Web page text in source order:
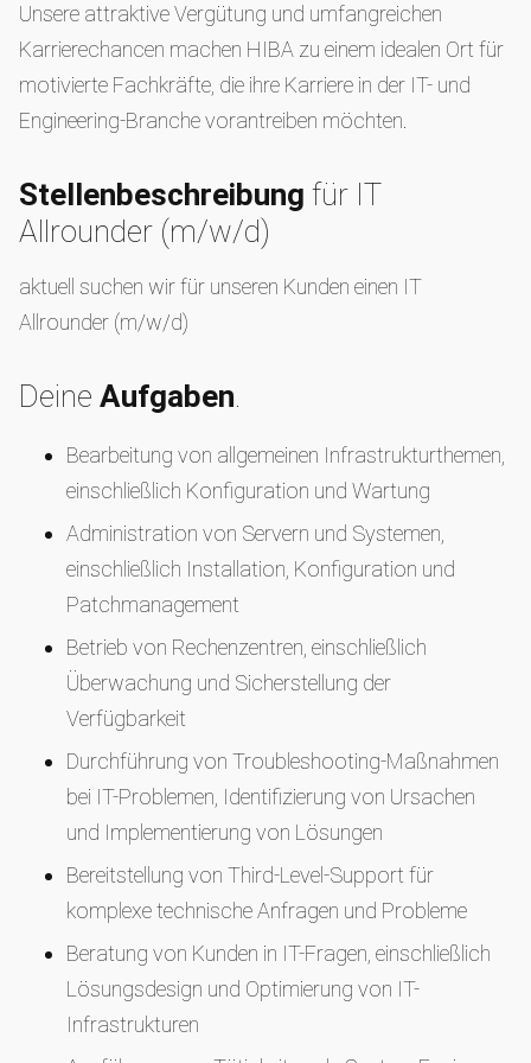
Unsere attraktive Vergütung und umfangreichen
Karrierechancen machen HIBA zu einem idealen Ort für
motivierte Fachkräfte, die ihre Karriere in der IT- und
Engineering-Branche vorantreiben möchten.
Stellenbeschreibung für IT
Allrounder (m/w/d)
aktuell suchen wir für unseren Kunden einen IT
Allrounder (m/w/d)
Deine Aufgaben.
Bearbeitung von allgemeinen Infrastrukturthemen,
einschließlich Konfiguration und Wartung
Administration von Servern und Systemen,
einschließlich Installation, Konfiguration und
Patchmanagement
Betrieb von Rechenzentren, einschließlich
Überwachung und Sicherstellung der
Verfügbarkeit
Durchführung von Troubleshooting-Maßnahmen
bei IT-Problemen, Identifizierung von Ursachen
und Implementierung von Lösungen
Bereitstellung von Third-Level-Support für
komplexe technische Anfragen und Probleme
Beratung von Kunden in IT-Fragen, einschließlich
Lösungsdesign und Optimierung von IT-
Infrastrukturen